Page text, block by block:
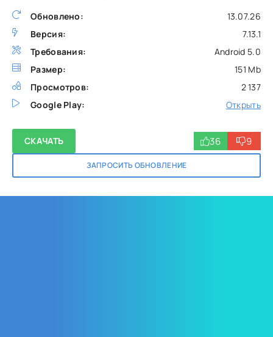
Обновлено:
13.07.26
Версия:
7.13.1
Требования:
Android 5.0
Размер:
151 Mb
Просмотров:
2 137
Google Play:
Открыть
СКАЧАТЬ
ЗАПРОСИТЬ ОБНОВЛЕНИЕ
36 9